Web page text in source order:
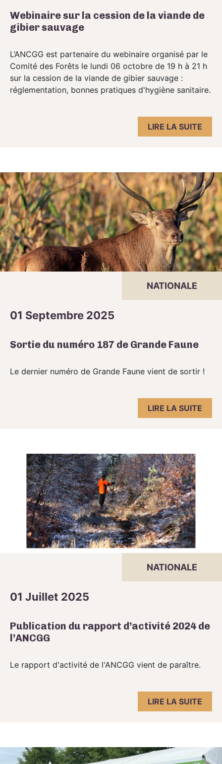
Webinaire sur la cession de la viande de
gibier sauvage
L’ANCGG est partenaire du webinaire organisé par le
Comité des Forêts le lundi 06 octobre de 19 h à 21 h
sur la cession de la viande de gibier sauvage :
réglementation, bonnes pratiques d'hygiène sanitaire.
LIRE LA SUITE
NATIONALE
01 Septembre 2025
Sortie du numéro 187 de Grande Faune
Le dernier numéro de Grande Faune vient de sortir !
LIRE LA SUITE
NATIONALE
01 Juillet 2025
Publication du rapport d’activité 2024 de
l’ANCGG
Le rapport d'activité de l'ANCGG vient de paraître.
LIRE LA SUITE